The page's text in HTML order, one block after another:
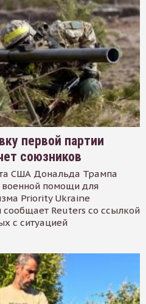
первой партии
союзников
США Дональда Трампа
помощи для
Priority Ukraine
Reuters со ссылкой
с ситуацией